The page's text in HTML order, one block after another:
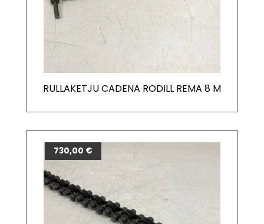
RULLAKETJU CADENA RODILL REMA 8 M
730,00 €